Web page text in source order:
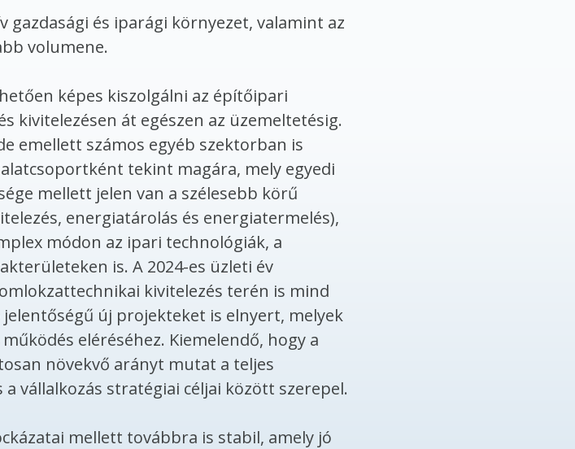
és iparági környezet, valamint az
volumene.
képes kiszolgálni az építőipari
kivitelezésen át egészen az üzemeltetésig.
emellett számos egyéb szektorban is
tekint magára, mely egyedi
mellett jelen van a szélesebb körű
energiatárolás és energiatermelés),
módon az ipari technológiák, a
is. A 2024-es üzleti év
kivitelezés terén is mind
új projekteket is elnyert, melyek
eléréséhez. Kiemelendő, hogy a
növekvő arányt mutat a teljes
vállalkozás stratégiai céljai között szerepel.
mellett továbbra is stabil, amely jó